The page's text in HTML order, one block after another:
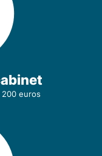
200 euros